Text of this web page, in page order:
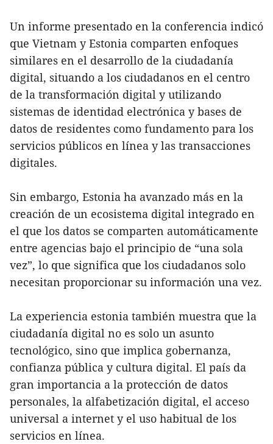
Un informe presentado en la conferencia indicó
que Vietnam y Estonia comparten enfoques
similares en el desarrollo de la ciudadanía
digital, situando a los ciudadanos en el centro
de la transformación digital y utilizando
sistemas de identidad electrónica y bases de
datos de residentes como fundamento para los
servicios públicos en línea y las transacciones
digitales.
Sin embargo, Estonia ha avanzado más en la
creación de un ecosistema digital integrado en
el que los datos se comparten automáticamente
entre agencias bajo el principio de “una sola
vez”, lo que significa que los ciudadanos solo
necesitan proporcionar su información una vez.
La experiencia estonia también muestra que la
ciudadanía digital no es solo un asunto
tecnológico, sino que implica gobernanza,
confianza pública y cultura digital. El país da
gran importancia a la protección de datos
personales, la alfabetización digital, el acceso
universal a internet y el uso habitual de los
servicios en línea.